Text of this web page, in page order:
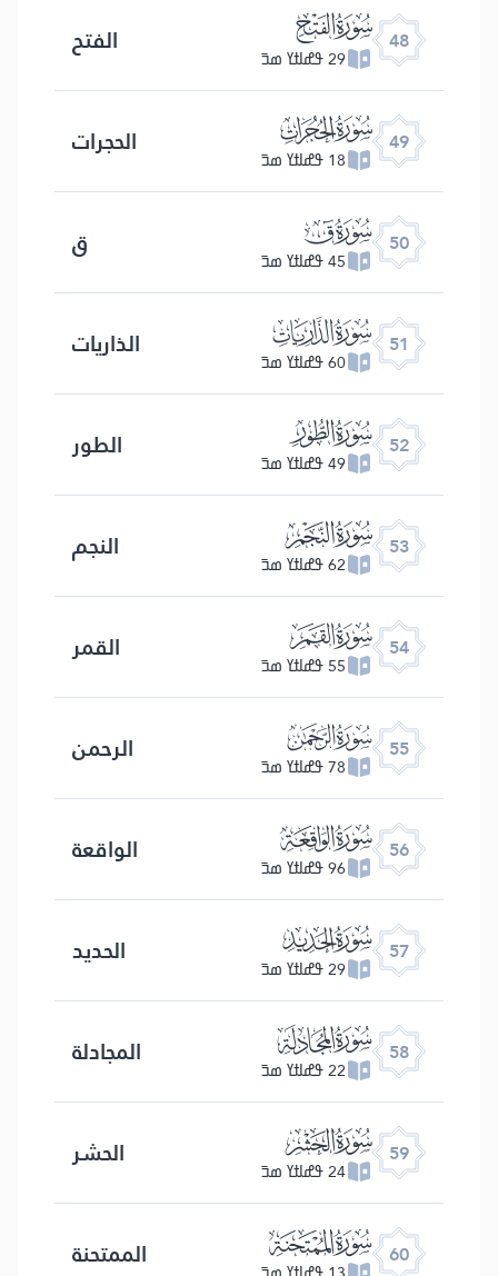
48 ﯝ
29 ߟߝߊߙߌ ߘߏ߫ الفتح
49 ﯞ
18 ߟߝߊߙߌ ߘߏ߫ الحجرات
50 ﯟ
45 ߟߝߊߙߌ ߘߏ߫ ق
51 ﯠ
60 ߟߝߊߙߌ ߘߏ߫ الذاریات
52 ﯡ
49 ߟߝߊߙߌ ߘߏ߫ الطور
53 ﯢ
62 ߟߝߊߙߌ ߘߏ߫ النجم
54 ﯣ
55 ߟߝߊߙߌ ߘߏ߫ القمر
55 ﯤ
78 ߟߝߊߙߌ ߘߏ߫ الرحمن
56 ﯥ
96 ߟߝߊߙߌ ߘߏ߫ الواقعة
57 ﯦ
29 ߟߝߊߙߌ ߘߏ߫ الحدید
58 ﯧ
22 ߟߝߊߙߌ ߘߏ߫ المجادلة
59 ﯨ
24 ߟߝߊߙߌ ߘߏ߫ الحشر
60 ﯩ الممتحنة